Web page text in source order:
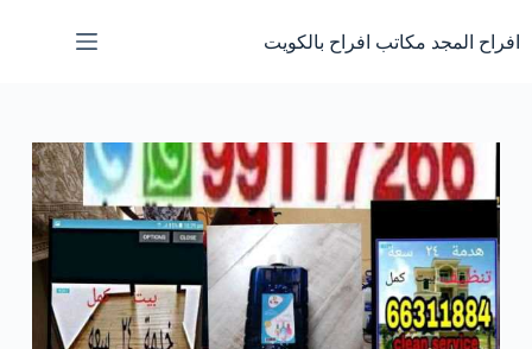
إلى
المحتوى
افراح المجد مكاتب افراح بالكويت